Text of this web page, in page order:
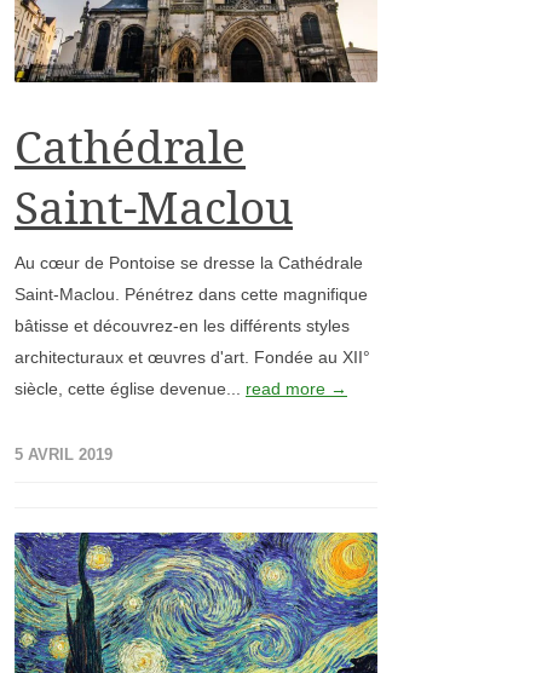
Cathédrale
Saint-Maclou
Au cœur de Pontoise se dresse la Cathédrale
Saint-Maclou. Pénétrez dans cette magnifique
bâtisse et découvrez-en les différents styles
architecturaux et œuvres d'art. Fondée au XII°
siècle, cette église devenue... read more →
5 AVRIL 2019